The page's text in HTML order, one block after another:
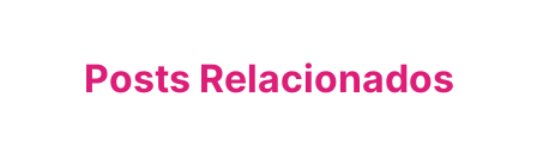
Posts Relacionados